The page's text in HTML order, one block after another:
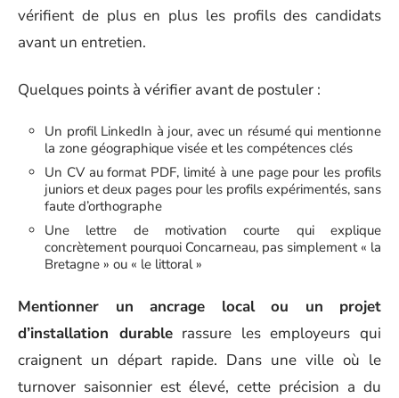
vérifient de plus en plus les profils des candidats
avant un entretien.
Quelques points à vérifier avant de postuler :
Un profil LinkedIn à jour, avec un résumé qui mentionne
la zone géographique visée et les compétences clés
Un CV au format PDF, limité à une page pour les profils
juniors et deux pages pour les profils expérimentés, sans
faute d’orthographe
Une lettre de motivation courte qui explique
concrètement pourquoi Concarneau, pas simplement « la
Bretagne » ou « le littoral »
Mentionner un ancrage local ou un projet
d’installation durablerassure les employeurs qui
craignent un départ rapide. Dans une ville où le
turnover saisonnier est élevé, cette précision a du